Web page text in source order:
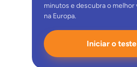
minutos e descubra o melhor
na Europa.
Iniciar o teste